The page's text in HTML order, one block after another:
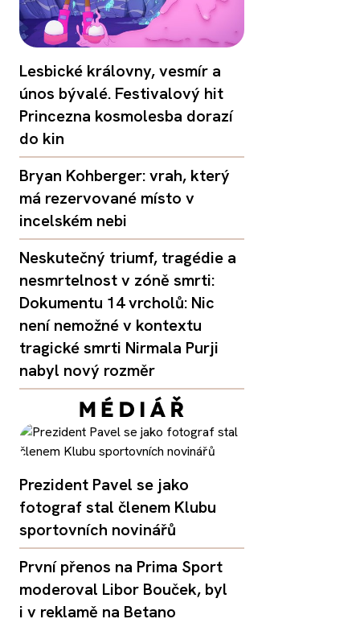
Lesbické královny, vesmír a
únos bývalé. Festivalový hit
Princezna kosmolesba dorazí
do kin
Bryan Kohberger: vrah, který
má rezervované místo v
incelském nebi
Neskutečný triumf, tragédie a
nesmrtelnost v zóně smrti:
Dokumentu 14 vrcholů: Nic
není nemožné v kontextu
tragické smrti Nirmala Purji
nabyl nový rozměr
Prezident Pavel se jako
fotograf stal členem Klubu
sportovních novinářů
První přenos na Prima Sport
moderoval Libor Bouček, byl
i v reklamě na Betano